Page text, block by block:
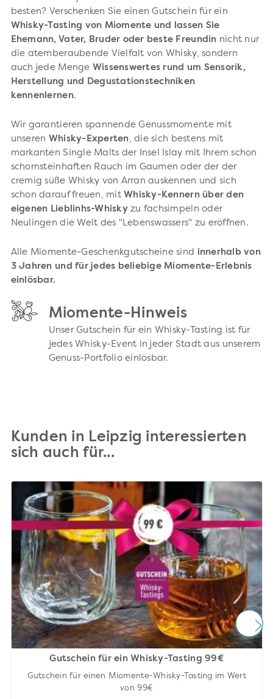
besten? Verschenken Sie einen Gutschein für ein
Whisky-Tasting von Miomente und lassen Sie
Ehemann, Vater, Bruder oder beste Freundin nicht nur
die atemberaubende Vielfalt von Whisky, sondern
auch jede Menge Wissenswertes rund um Sensorik,
Herstellung und Degustationstechniken
kennenlernen.
Wir garantieren spannende Genussmomente mit
unseren Whisky-Experten, die sich bestens mit
markanten Single Malts der Insel Islay mit Ihrem schon
schornsteinhaften Rauch im Gaumen oder der der
cremig süße Whisky von Arran auskennen und sich
schon darauf freuen, mitWhisky-Kennern über den
eigenen Lieblinhs-Whiskyzu fachsimpeln oder
Neulingen die Welt des "Lebenswassers" zu eröffnen.
Alle Miomente-Geschenkgutscheine sind innerhalb von
3 Jahren und für jedes beliebige Miomente-Erlebnis
einlösbar.
Miomente-Hinweis
Unser Gutschein für ein Whisky-Tasting ist für
jedes Whisky-Event in jeder Stadt aus unserem
Genuss-Portfolio einlösbar.
Kunden in Leipzig interessierten
sich auch für...
Gutschein für ein Whisky-Tasting 99€
Gutschein für einen Miomente-Whisky-Tasting im Wert
von 99€